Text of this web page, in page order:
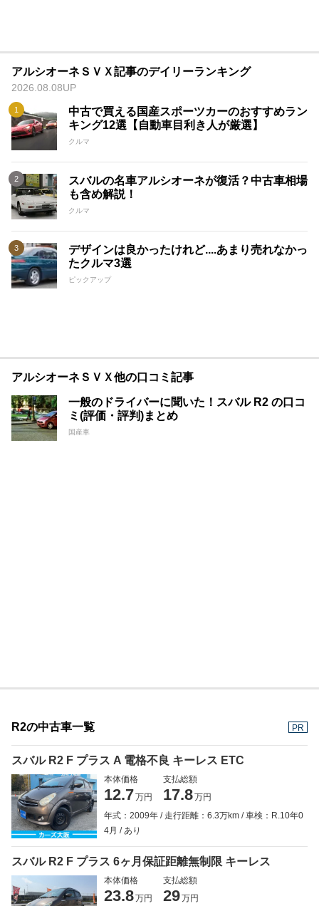
アルシオーネＳＶＸ記事のデイリーランキング
2026.08.08UP
中古で買える国産スポーツカーのおすすめラン
キング12選【自動車目利き人が厳選】
クルマ
スバルの名車アルシオーネが復活？中古車相場
も含め解説！
クルマ
デザインは良かったけれど....あまり売れなかっ
たクルマ3選
ピックアップ
アルシオーネＳＶＸ他の口コミ記事
一般のドライバーに聞いた！スバル R2 の口コ
ミ(評価・評判)まとめ
国産車
R2の中古車一覧 PR
スバル R2 F プラス A 電格不良 キーレス ETC
本体価格
12.7万円
支払総額
17.8万円
年式：2009年
走行距離：6.3万km
車検：R.10年0
4月
あり
スバル R2 F プラス 6ヶ月保証距離無制限 キーレス
本体価格
23.8万円
支払総額
29万円